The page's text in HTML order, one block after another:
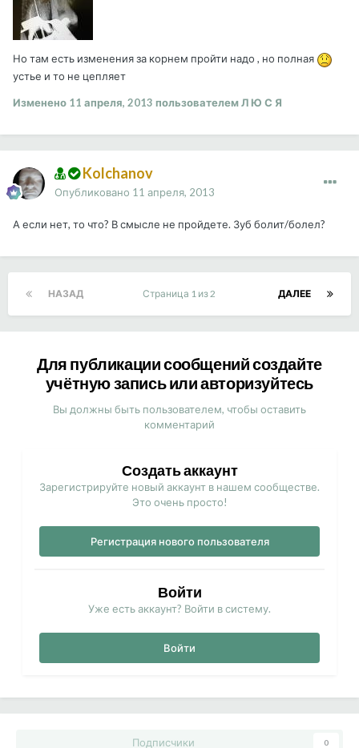
Но там есть изменения за корнем пройти надо , но полная
устье и то не цепляет
Изменено 11 апреля, 2013 пользователем Л Ю С Я
Kolchanov
Опубликовано 11 апреля, 2013
А если нет, то что? В смысле не пройдете. Зуб болит/болел?
НАЗАД ДАЛЕЕ
Страница 1 из 2
Для публикации сообщений создайте
учётную запись или авторизуйтесь
Вы должны быть пользователем, чтобы оставить
комментарий
Создать аккаунт
Зарегистрируйте новый аккаунт в нашем сообществе.
Это очень просто!
Регистрация нового пользователя
Войти
Уже есть аккаунт? Войти в систему.
Войти
Подписчики 0